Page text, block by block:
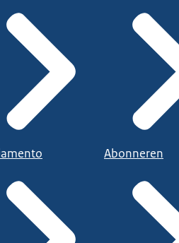
Abonneren